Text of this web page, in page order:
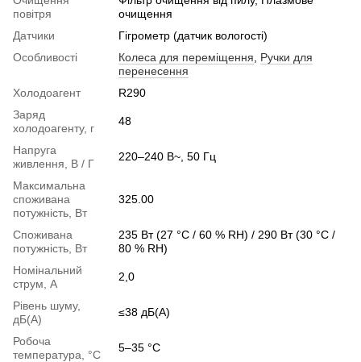
повітря
очищення
Датчики
Гігрометр (датчик вологості)
Особливості
Колеса для переміщення
Ручки для
перенесення
Холодоагент
R290
Заряд
холодоагенту, г
48
Напруга
живлення, В / Г
220–240 В~, 50 Гц
Максимальна
споживана
потужність, Вт
325.00
Споживана
потужність, Вт
235 Вт (27 °C / 60 % RH) / 290 Вт (30 °C /
80 % RH)
Номінальний
струм, А
2,0
Рівень шуму,
дБ(А)
≤38 дБ(A)
Робоча
температура, °С
5–35 °C